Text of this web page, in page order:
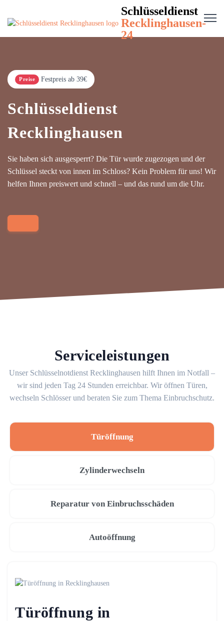
Schlüsseldienst
Recklinghausen-
24
Preise Festpreis ab 39€
Schlüsseldienst
Recklinghausen
Sie haben sich ausgesperrt? Die Tür wurde zugezogen und der
Schlüssel steckt von innen im Schloss? Kein Problem für uns! Wir
helfen Ihnen preiswert und schnell – und das rund um die Uhr.
Serviceleistungen
Unser Schlüsselnotdienst Recklinghausen hilft Ihnen im Notfall –
wir sind jeden Tag 24 Stunden erreichbar. Wir öffnen Türen,
wechseln Schlösser und beraten Sie zum Thema Einbruchschutz.
Türöffnung
Zylinderwechseln
Reparatur von Einbruchsschäden
Autoöffnung
Türöffnung in